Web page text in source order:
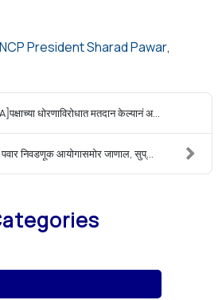
NCP President Sharad Pawar
धोरणाविरोधात मतदान केल्यानं अ...
निवडणूक आयोगासमोर जाणाल, सुप्...